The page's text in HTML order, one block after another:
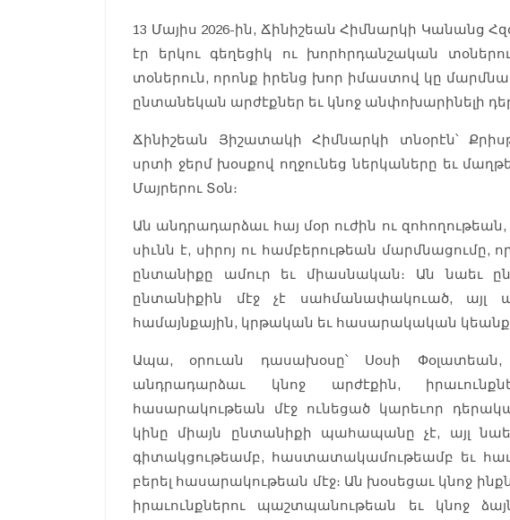
13 Մայիս 2026-ին, Ճինիշեան Հիմնարկի Կանանց
էր երկու գեղեցիկ ու խորհրդանշական
տօներուն, որոնք իրենց խոր իմաստով կը
ընտանեկան արժէքներ եւ կնոջ անփոխարինելի
Ճինիշեան Յիշատակի Հիմնարկի տնօրէն՝
սրտի ջերմ խօսքով ողջունեց ներկաները եւ
Մայրերու Տօն։
Ան անդրադարձաւ հայ մօր ուժին ու
սիւնն է, սիրոյ ու համբերութեան մարմնացումը,
ընտանիքը ամուր եւ միասնական։ Ան նաեւ
ընտանիքին մէջ չէ սահմանափակուած, այլ
համայնքային, կրթական եւ հասարակական
Ապա, օրուան դասախօսը՝ Սօսի Փօլատեան,
անդրադարձաւ կնոջ արժէքին,
հասարակութեան մէջ ունեցած կարեւոր
կինը միայն ընտանիքի պահապանը չէ, այլ
գիտակցութեամբ, հաստատակամութեամբ եւ
բերել հասարակութեան մէջ։ Ան խօսեցաւ կնոջ
իրաւունքներու պաշտպանութեան եւ կնոջ